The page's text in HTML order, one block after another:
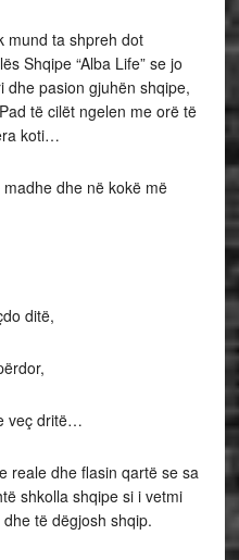
mund ta shpreh dot
Shqipe “Alba Life” se jo
dhe pasion gjuhën shqipe,
të cilët ngelen me orë të
koti…
dhe në kokë më
ditë,
veç dritë…
reale dhe flasin qartë se sa
shkolla shqipe si i vetmi
të dëgjosh shqip.